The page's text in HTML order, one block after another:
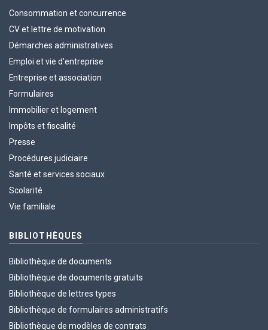
Consommation et concurrence
CV et lettre de motivation
Démarches administratives
Emploi et vie d'entreprise
Entreprise et association
Formulaires
Immobilier et logement
Impôts et fiscalité
Presse
Procédures judiciaire
Santé et services sociaux
Scolarité
Vie familiale
BIBLIOTHÈQUES
Bibliothèque de documents
Bibliothèque de documents gratuits
Bibliothèque de lettres types
Bibliothèque de formulaires administratifs
Bibliothèque de modèles de contrats